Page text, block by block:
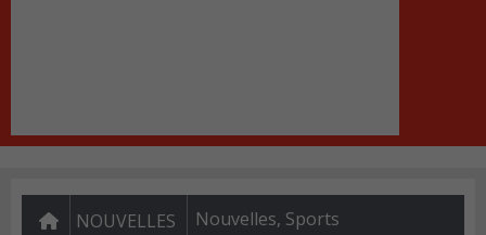
NOUVELLES Nouvelles, Sports